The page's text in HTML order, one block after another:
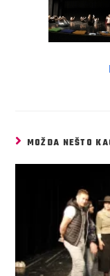
MOŽDA NEŠTO